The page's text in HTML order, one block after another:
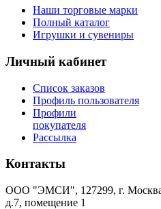
Наши торговые марки
Полный каталог
Игрушки и сувениры
Личный кабинет
Список заказов
Профиль пользователя
Профили
покупателя
Рассылка
Контакты
ООО "ЭМСИ", 127299, г. Москва,
д.7, помещение 1